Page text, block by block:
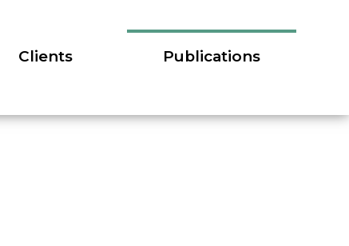
Publications
Clients Publications